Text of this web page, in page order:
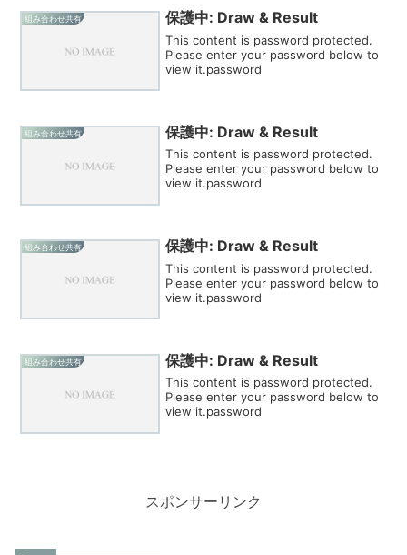
組み合わせ共有 保護中: Draw & Result
This content is password protected.
Please enter your password below to
view it.password
組み合わせ共有 保護中: Draw & Result
This content is password protected.
Please enter your password below to
view it.password
組み合わせ共有 保護中: Draw & Result
This content is password protected.
Please enter your password below to
view it.password
組み合わせ共有 保護中: Draw & Result
This content is password protected.
Please enter your password below to
view it.password
スポンサーリンク